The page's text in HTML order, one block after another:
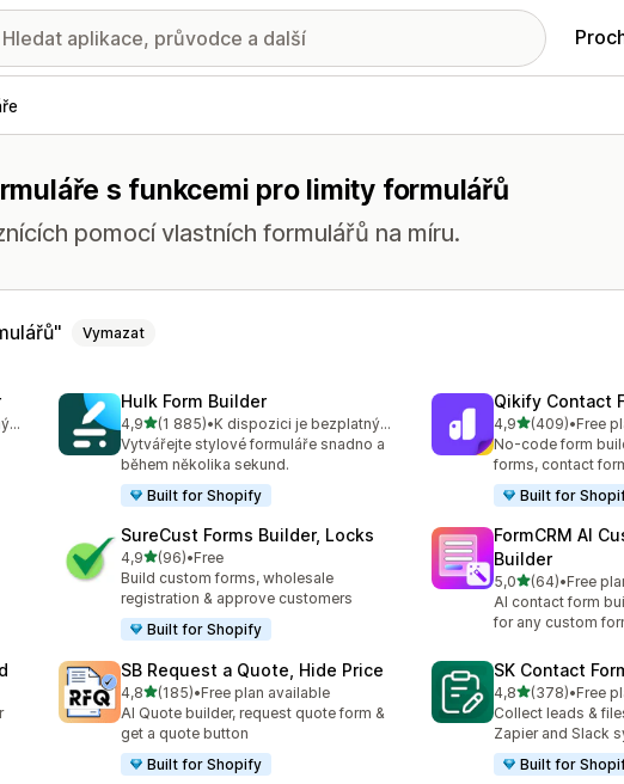
s funkcemi pro limity formulářů
pomocí vlastních formulářů na míru.
Vymazat
K dispozici je bezplatný plán
Hulk Form Builder
4,9z 5 hvězd
(1 885)
Celkový počet recenzí: 1885
•
K dispozici je bezplatný plán
Vytvářejte stylové formuláře snadno a
během několika sekund.
Built for Shopify
Qikify Contact
4,9z 5 hvězd
(409)
Celkový počet
•Free
No-code form
forms, contact
Built for
SureCust Forms Builder, Locks
4,9z 5 hvězd
(96)
Celkový počet recenzí: 96
•Free
Build custom forms, wholesale
registration & approve customers
Built for Shopify
FormCRM AI
Builder
5,0z 5 hvězd
(64)
Celkový počet
•Free
AI contact form
for any custom
SB Request a Quote, Hide Price
4,8z 5 hvězd
(185)
Celkový počet recenzí: 185
•Free plan available
AI Quote builder, request quote form &
get a quote button
Built for Shopify
SK Contact
4,8z 5 hvězd
(378)
Celkový počet
•Free
Collect leads &
Zapier and Slack
Built for